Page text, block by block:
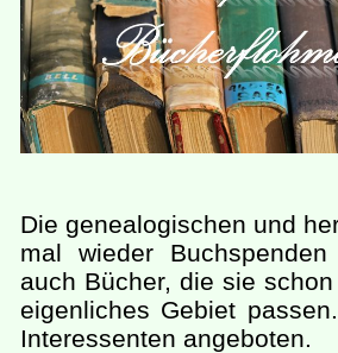
Die genealogischen und
mal wieder
auch Bücher, die sie
eigenliches Gebiet
Interessenten angeboten.